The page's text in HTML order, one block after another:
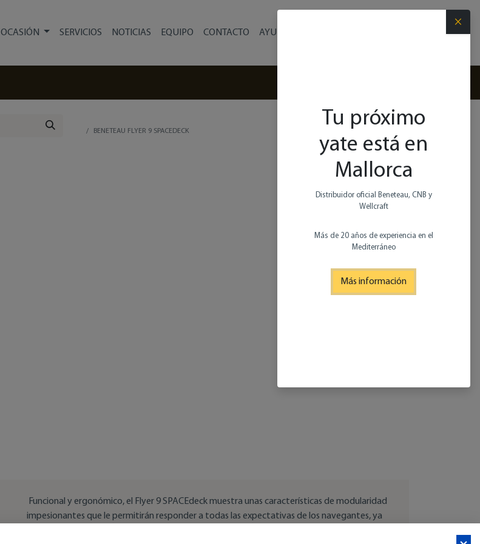
OCASIÓN SERVICIOS NOTICIAS EQUIPO CONTACTO AYUDA
BENETEAU FLYER 9 SPACEDECK
Funcional y ergonómico, el Flyer 9 SPACEdeck muestra unas características de modularidad
impesionantes que le permitirán responder a todas las expectativas de los navegantes, ya
×
Tu próximo
yate está en
Mallorca
Distribuidor oficial Beneteau, CNB y
Wellcraft
Más de 20 años de experiencia en el
Mediterráneo
Más información